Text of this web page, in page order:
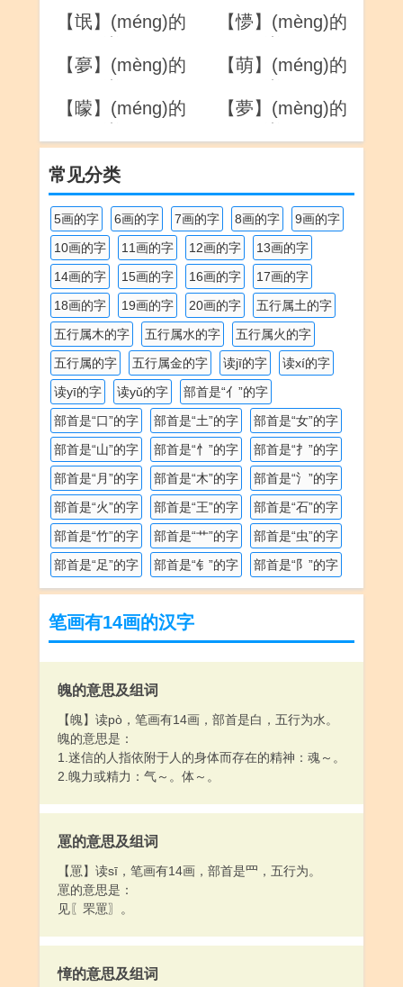
【氓】(méng)的
【懜】(mèng)的
【夣】(mèng)的
【萌】(méng)的
【曚】(méng)的
【夢】(mèng)的
常见分类
5画的字 6画的字 7画的字 8画的字
9画的字
10画的字
11画的字 12画的字
13画的字
14画的字
15画的字 16画的字
17画的字
18画的字
19画的字 20画的字
五行属土的字
五行属木的字
五行属水的字
五行属火的字
五行属的字
五行属金的字 读jī的字
读xí的字
读yī的字
读yǔ的字
部首是“亻”的字
部首是“口”的字
部首是“土”的字
部首是“女”的字
部首是“山”的字
部首是“忄”的字
部首是“扌”的字
部首是“月”的字
部首是“木”的字
部首是“氵”的字
部首是“火”的字
部首是“王”的字
部首是“石”的字
部首是“竹”的字
部首是“艹”的字
部首是“虫”的字
部首是“足”的字
部首是“钅”的字 部首是“阝”的字
笔画有14画的汉字
魄的意思及组词
【魄】读pò，笔画有14画，部首是白，五行为水。
魄的意思是：
1.迷信的人指依附于人的身体而存在的精神：魂～。
2.魄力或精力：气～。体～。
罳的意思及组词
【罳】读sī，笔画有14画，部首是罒，五行为。
罳的意思是：
见〖罘罳〗。
慞的意思及组词